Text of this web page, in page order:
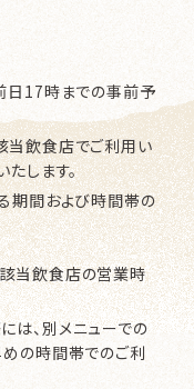
日17時までの事前予
当飲食店でご利用い
たします。
期間および時間帯の
当飲食店の営業時
は、別メニューでの
めの時間帯でのご利